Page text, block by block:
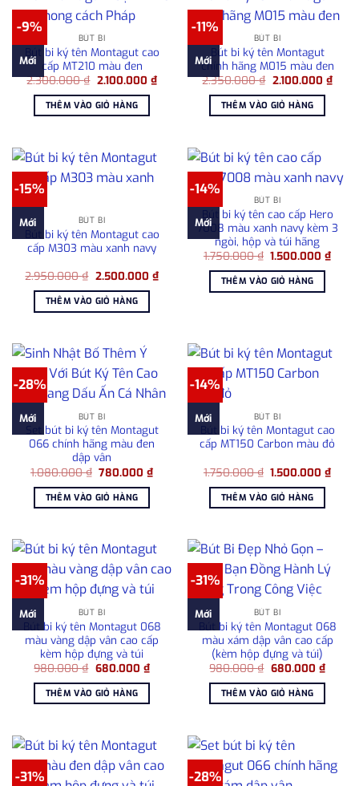
-9%
Mới
BÚT BI
Bút bi ký tên Montagut cao
cấp MT210 màu đen
2.300.000₫ Giá
là:
2.300.000 ₫.
2.100.000 ₫Giá
hiện
2.100.000 ₫.
THÊM VÀO GIỎ HÀNG
-11%
Mới
BÚT BI
Bút bi ký tên Montagut
chính hãng M015 màu đen
2.350.000₫ Giá
là:
2.350.000 ₫.
2.100.000 ₫Giá
hiện
THÊM VÀO GIỎ HÀNG
-15%
Mới BÚT BI
Bút bi ký tên Montagut cao
cấp M303 màu xanh navy
2.950.000₫ Giá
là:
2.950.000 ₫.
2.500.000 ₫Giá
THÊM VÀO GIỎ HÀNG
-14%
Mới
BÚT BI
Bút bi ký tên cao cấp Hero
7008 màu xanh navy kèm 3
ngòi, hộp và túi hãng
1.750.000₫ Giá
là:
1.750.000 ₫.
1.500.000₫Giá
THÊM VÀO GIỎ HÀNG
-28%
Mới BÚT BI
Set bút bi ký tên Montagut
066 chính hãng màu đen
dập vân
1.080.000₫ Giá
là:
1.080.000 ₫.
780.000₫Giá
hiện
THÊM VÀO GIỎ HÀNG
-14%
Mới BÚT BI
Bút bi ký tên Montagut cao
cấp MT150 Carbon màu đỏ
1.750.000₫ Giá
là:
1.750.000 ₫.
1.500.000₫Giá
hiện
THÊM VÀO GIỎ HÀNG
-31%
Mới BÚT BI
Bút bi ký tên Montagut 068
màu vàng dập vân cao cấp
kèm hộp đựng và túi
980.000₫ Giá
là:
980.000 ₫.
680.000 ₫Giá
hiện
680.000 ₫.
THÊM VÀO GIỎ HÀNG
-31%
Mới BÚT BI
Bút bi ký tên Montagut 068
màu xám dập vân cao cấp
(kèm hộp đựng và túi)
980.000₫ Giá
là:
980.000 ₫.
680.000 ₫Giá
hiện
THÊM VÀO GIỎ HÀNG
-31% -28%